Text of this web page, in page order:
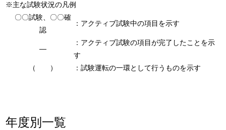
※主な試験状況の凡例
〇〇試験、〇〇確
認
：アクティブ試験中の項目を示す
―
：アクティブ試験の項目が完了したことを示
す
（ ）
：試験運転の一環として行うものを示す
年度別一覧